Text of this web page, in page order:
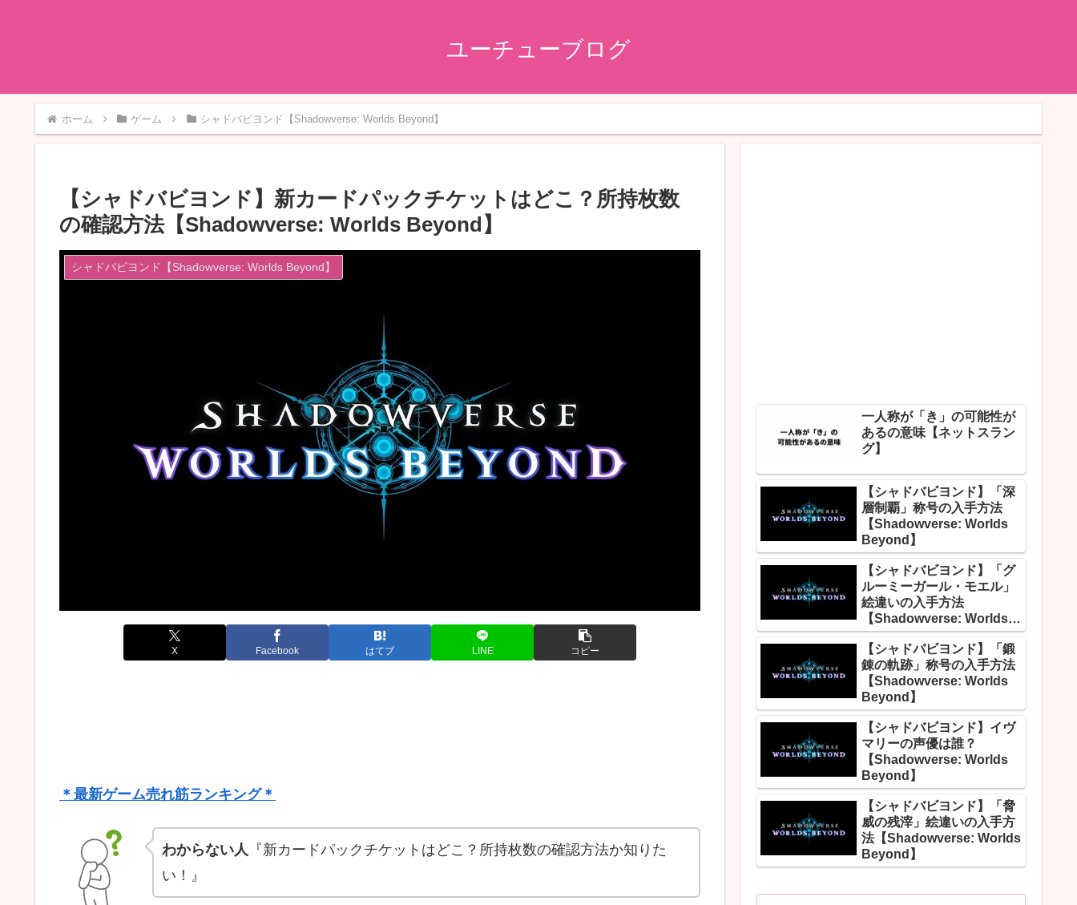
ユーチューブログ
ホーム ゲーム シャドバビヨンド【Shadowverse: Worlds Beyond】
【シャドバビヨンド】新カードパックチケットはどこ？所持枚数
の確認方法【Shadowverse: Worlds Beyond】
シャドバビヨンド【Shadowverse: Worlds Beyond】
X Facebook はてブ LINE コピー
＊最新ゲーム売れ筋ランキング＊
わからない人 『新カードパックチケットはどこ？所持枚数の確認方法か知りた
い！』
一人称が「き」の可能性が
あるの意味【ネットスラン
グ】
【シャドバビヨンド】「深
層制覇」称号の入手方法
【Shadowverse: Worlds
Beyond】
【シャドバビヨンド】「グ
ルーミーガール・モエル」
絵違いの入手方法
【Shadowverse: Worlds
Beyond】
【シャドバビヨンド】「鍛
錬の軌跡」称号の入手方法
【Shadowverse: Worlds
Beyond】
【シャドバビヨンド】イヴ
マリーの声優は誰？
【Shadowverse: Worlds
Beyond】
【シャドバビヨンド】「脅
威の残滓」絵違いの入手方
法【Shadowverse: Worlds
Beyond】